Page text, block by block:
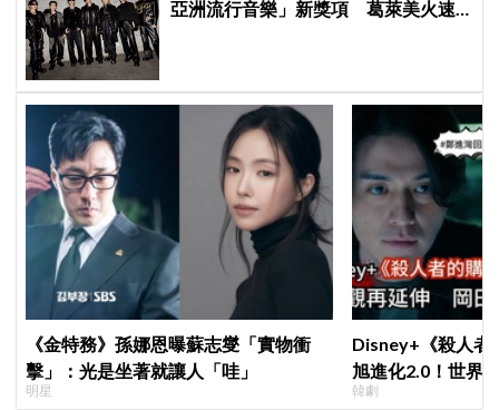
亞洲流行音樂」新獎項 葛萊美火速
《金特務》孫娜恩曝蘇志燮「實物衝
擊」：光是坐著就讓人「哇」
明星
Disney+《殺人者
旭進化2.0！世界
登場竟殺了「他」
韓劇